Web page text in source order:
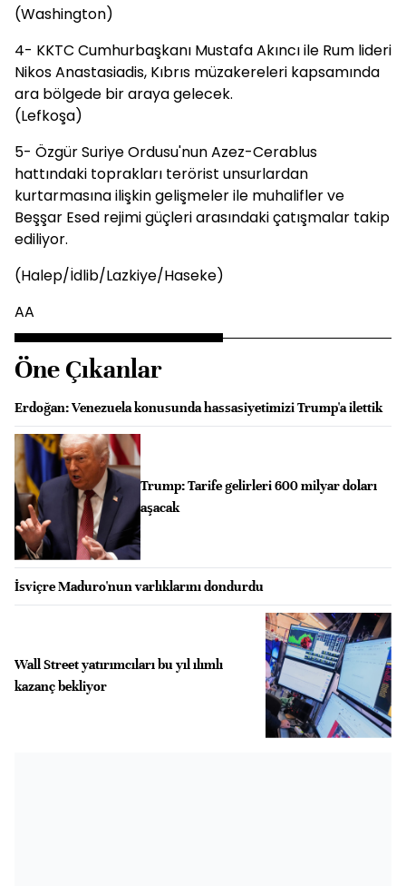
(Washington)
4- KKTC Cumhurbaşkanı Mustafa Akıncı ile Rum lideri
Nikos Anastasiadis, Kıbrıs müzakereleri kapsamında
ara bölgede bir araya gelecek.
(Lefkoşa)
5- Özgür Suriye Ordusu'nun Azez-Cerablus
hattındaki toprakları terörist unsurlardan
kurtarmasına ilişkin gelişmeler ile muhalifler ve
Beşşar Esed rejimi güçleri arasındaki çatışmalar takip
ediliyor.
(Halep/İdlib/Lazkiye/Haseke)
AA
Öne Çıkanlar
Erdoğan: Venezuela konusunda hassasiyetimizi Trump'a ilettik
Trump: Tarife gelirleri 600 milyar doları
aşacak
İsviçre Maduro'nun varlıklarını dondurdu
Wall Street yatırımcıları bu yıl ılımlı
kazanç bekliyor